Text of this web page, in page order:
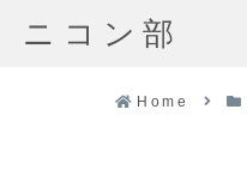
ニコン部
Home